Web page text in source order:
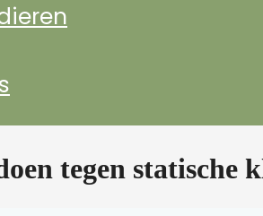
tegen statische